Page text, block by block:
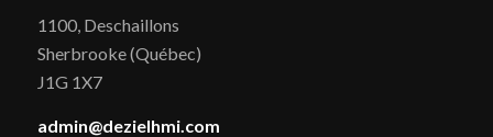
1100, Deschaillons
Sherbrooke (Québec)
J1G 1X7
admin@dezielhmi.com